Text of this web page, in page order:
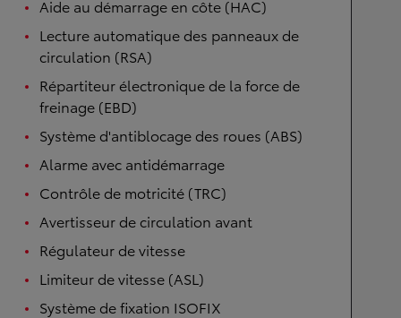
Aide au démarrage en côte (HAC)
Lecture automatique des panneaux de
circulation (RSA)
Répartiteur électronique de la force de
freinage (EBD)
Système d'antiblocage des roues (ABS)
Alarme avec antidémarrage
Contrôle de motricité (TRC)
Avertisseur de circulation avant
Régulateur de vitesse
Limiteur de vitesse (ASL)
Système de fixation ISOFIX